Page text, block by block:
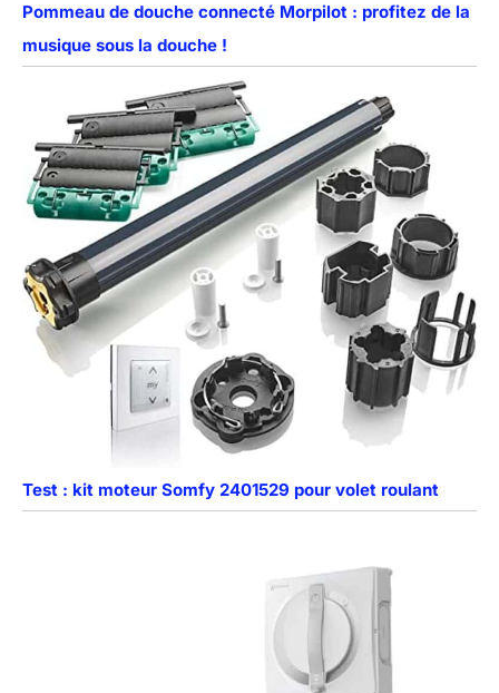
Pommeau de douche connecté Morpilot : profitez de la
musique sous la douche !
Test : kit moteur Somfy 2401529 pour volet roulant